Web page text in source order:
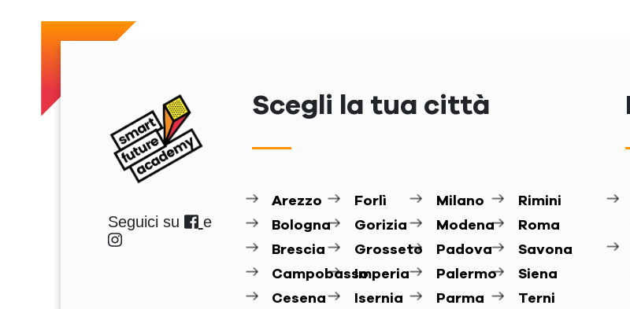
Seguici su e
Scegli la tua città
Arezzo
Bologna
Brescia
Campobasso
Cesena
Forlì
Gorizia
Grosseto
Imperia
Isernia
Milano
Modena
Padova
Palermo
Parma
Rimini
Roma
Savona
Siena
Terni